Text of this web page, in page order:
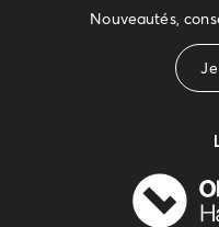
Nouveautés,